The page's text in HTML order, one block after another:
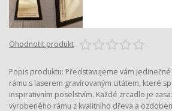
Ohodnotit produkt
Popis produktu: Představujeme vám
rámu s laserem gravírovaným citátem, které
inspirativním poselstvím. Každé zrcadlo je
vyrobeného rámu z kvalitního dřeva a